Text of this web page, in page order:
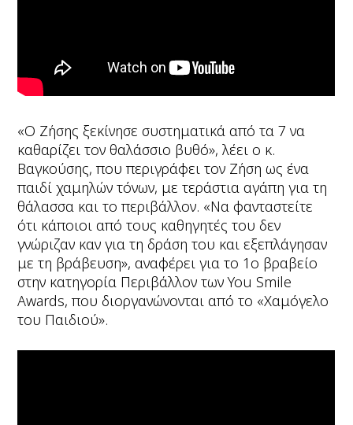
«Ο Ζήσης ξεκίνησε συστηματικά από τα 7 να
καθαρίζει τον θαλάσσιο βυθό», λέει ο κ.
Βαγκούσης, που περιγράφει τον Ζήση ως ένα
παιδί χαμηλών τόνων, με τεράστια αγάπη για τη
θάλασσα και το περιβάλλον. «Να φανταστείτε
ότι κάποιοι από τους καθηγητές του δεν
γνώριζαν καν για τη δράση του και εξεπλάγησαν
με τη βράβευση», αναφέρει για το 1ο βραβείο
στην κατηγορία Περιβάλλον των You Smile
Awards, που διοργανώνονται από το «Χαμόγελο
του Παιδιού».